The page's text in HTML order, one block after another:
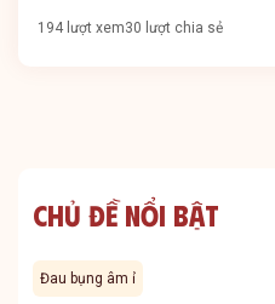
194 lượt xem30 lượt chia sẻ
Chủ Đề Nổi Bật
Đau bụng âm ỉ